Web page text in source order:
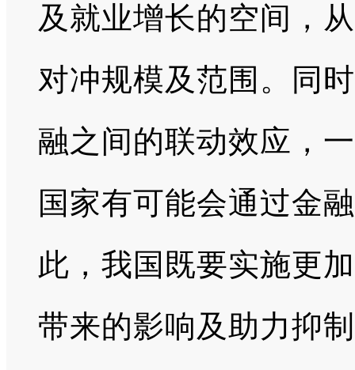
及就业增长的空间，
对冲规模及范围。同
融之间的联动效应，
国家有可能会通过金
此，我国既要实施更
带来的影响及助力抑